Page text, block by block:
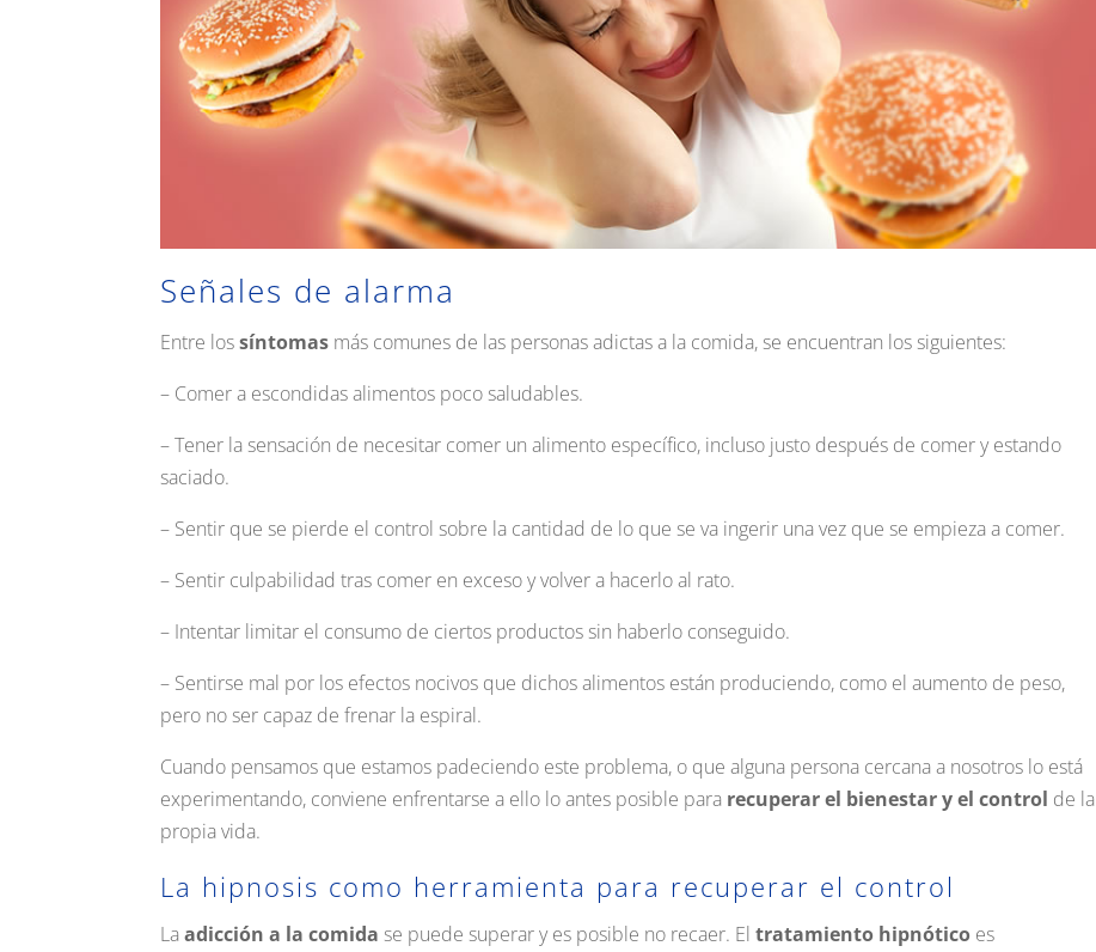
Señales de alarma
Entre lossíntomas más comunes de las personas adictas a la comida, se encuentran los siguientes:
– Comer a escondidas alimentos poco saludables.
– Tener la sensación de necesitar comer un alimento específico, incluso justo después de comer y estando
saciado.
– Sentir que se pierde el control sobre la cantidad de lo que se va ingerir una vez que se empieza a comer.
– Sentir culpabilidad tras comer en exceso y volver a hacerlo al rato.
– Intentar limitar el consumo de ciertos productos sin haberlo conseguido.
– Sentirse mal por los efectos nocivos que dichos alimentos están produciendo, como el aumento de peso,
pero no ser capaz de frenar la espiral.
Cuando pensamos que estamos padeciendo este problema, o que alguna persona cercana a nosotros lo está
experimentando, conviene enfrentarse a ello lo antes posible para recuperar el bienestar y el control de la
propia vida.
La hipnosis como herramienta para recuperar el control
Laadicción a la comida se puede superar y es posible no recaer. Eltratamiento hipnótico es